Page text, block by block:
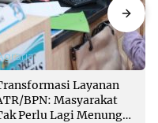
Layanan
BPN: Masyarakat
Perlu Lagi Menunggu